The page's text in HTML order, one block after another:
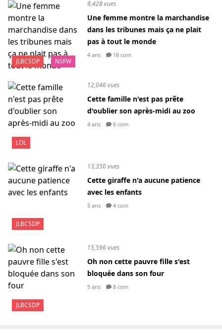
JLBCSDP NSFW
9,428 vues
Une femme montre la marchandise
dans les tribunes mais ça ne plait
pas à tout le monde
4 ans 18 com
LOL
12,046 vues
Cette famille n'est pas prête
d'oublier son après-midi au zoo
4 ans 6 com
JLBCSDP
13,350 vues
Cette giraffe n'a aucune patience
avec les enfants
5 ans 4 com
JLBCSDP
15,596 vues
Oh non cette pauvre fille s'est
bloquée dans son four
5 ans 8 com